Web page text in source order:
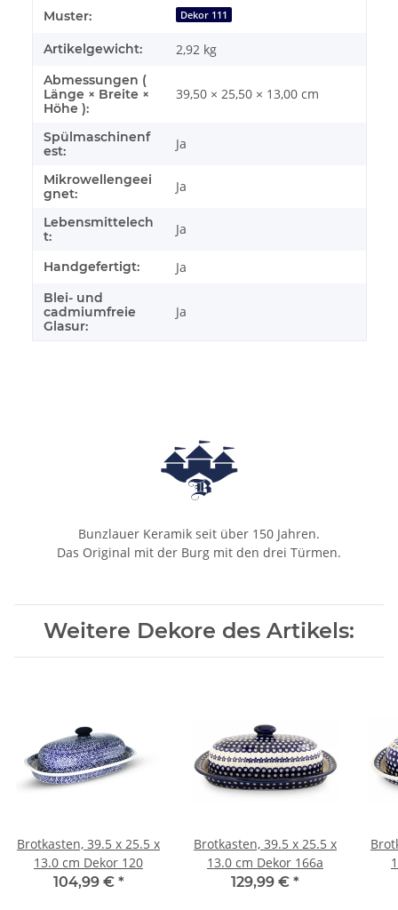
Produkteigenschaft
Wert
Muster: Dekor 111
Artikelgewicht: 2,92 kg
Abmessungen (
Länge × Breite ×
Höhe ):
39,50 × 25,50 × 13,00 cm
Spülmaschinenf
est:
Ja
Mikrowellengeei
gnet:
Ja
Lebensmittelech
t:
Ja
Handgefertigt: Ja
Blei- und
cadmiumfreie
Glasur:
Ja
Bunzlauer Keramik seit über 150 Jahren.
Das Original mit der Burg mit den drei Türmen.
Weitere Dekore des Artikels:
Brotkasten, 39.5 x 25.5 x
13.0 cm Dekor 120
104,99 € *
Brotkasten, 39.5 x 25.5 x
13.0 cm Dekor 166a
129,99 € *